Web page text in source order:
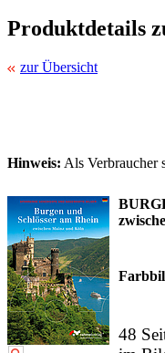
Produktdetails
zur Übersicht
Hinweis: Als Verbraucher
48